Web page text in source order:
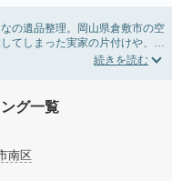
の遺品整理。岡山県倉敷市の空
てしまった実家の片付けや、相
回収・引き取りまで対応してい
置法の法改正に伴う空き家の片
グ一覧
南区